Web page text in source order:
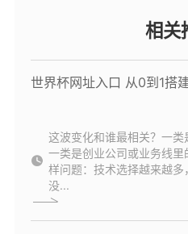
相关
世界杯网址入口 从0到1搭
这波变化和谁最相关？一
一类是创业公司或业务线
样问题：技术选择越来越
没...